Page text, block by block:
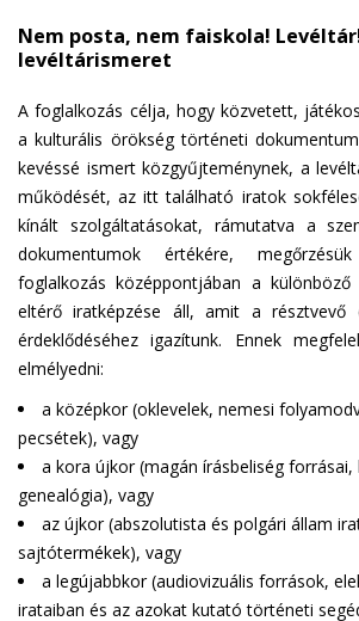
e
d
s
e
-
m
a
i
l
)
Nem posta, nem faiskola!
levéltárismeret
A foglalkozás célja, hogy közvetett,
a kulturális örökség történeti
kevéssé ismert közgyűjteménynek, a
működését, az itt található iratok
kínált szolgáltatásokat, rámutatva a
dokumentumok értékére,
foglalkozás középpontjában a
eltérő iratképzése áll, amit a résztvevő
érdeklődéséhez igazítunk. Ennek
elmélyedni:
a középkor (oklevelek, nemesi
pecsétek), vagy
a kora újkor (magán írásbeliség
genealógia), vagy
az újkor (abszolutista és polgári állam
sajtótermékek), vagy
a legújabbkor (audiovizuális források,
irataiban és az azokat kutató történeti